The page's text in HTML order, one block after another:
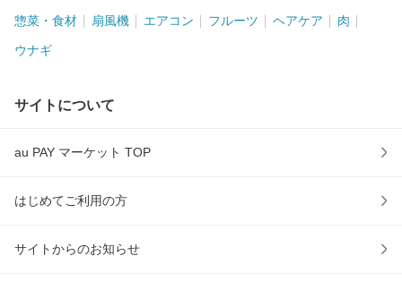
惣菜・食材 扇風機 エアコン フルーツ ヘアケア 肉
ウナギ
サイトについて
au PAY マーケット TOP
はじめてご利用の方
サイトからのお知らせ